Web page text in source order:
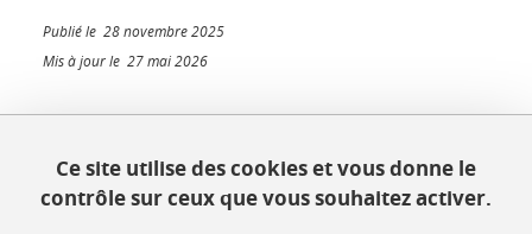
Publié le 28 novembre 2025
Mis à jour le 27 mai 2026
INSPÉ - Bâtiment Bergès
1025, rue de la piscine
Ce site utilise des cookies et vous donne le
contrôle sur ceux que vous souhaitez activer.